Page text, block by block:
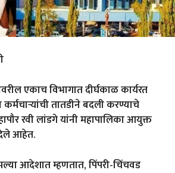
एकाच विभागात दीर्घकाळ कार्यरत
तातडीने बदली करण्याचे
रवी लांडगे यांनी महापालिका आयुक्त
आहेत.
आदेशात म्हणतात, पिंपरी-चिंचवड